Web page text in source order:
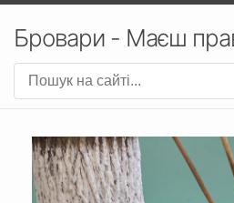
Бровари - Маєш